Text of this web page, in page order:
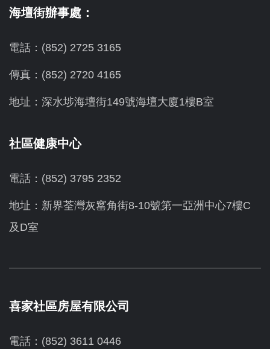
海壇街辦事處：
電話：(852) 2725 3165
傳真：(852) 2720 4165
地址：深水埗海壇街149號海壇大廈1樓B室
社區健康中心
電話：(852) 3795 2352
地址：新界荃灣灰窰角街8-10號第一亞洲中心7樓C
及D室
喜家社區房屋有限公司
電話：(852) 3611 0446